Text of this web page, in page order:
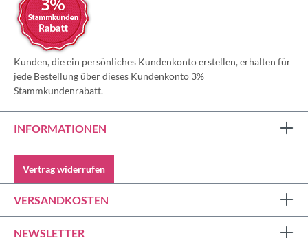
Kunden, die ein persönliches Kundenkonto erstellen, erhalten für
jede Bestellung über dieses Kundenkonto 3%
Stammkundenrabatt.
INFORMATIONEN
Vertrag widerrufen
VERSANDKOSTEN
NEWSLETTER